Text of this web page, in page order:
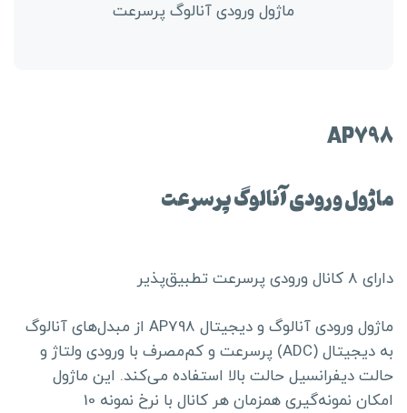
ماژول ورودی آنالوگ پرسرعت
AP798
ماژول ورودی آنالوگ پرسرعت
دارای ۸ کانال ورودی پرسرعت تطبیق‌پذیر
ماژول ورودی آنالوگ و دیجیتال AP798 از مبدل‌های آنالوگ
به دیجیتال (ADC) پرسرعت و کم‌مصرف با ورودی ولتاژ و
حالت دیفرانسیل حالت بالا استفاده می‌کند. این ماژول
امکان نمونه‌گیری همزمان هر کانال با نرخ نمونه 10